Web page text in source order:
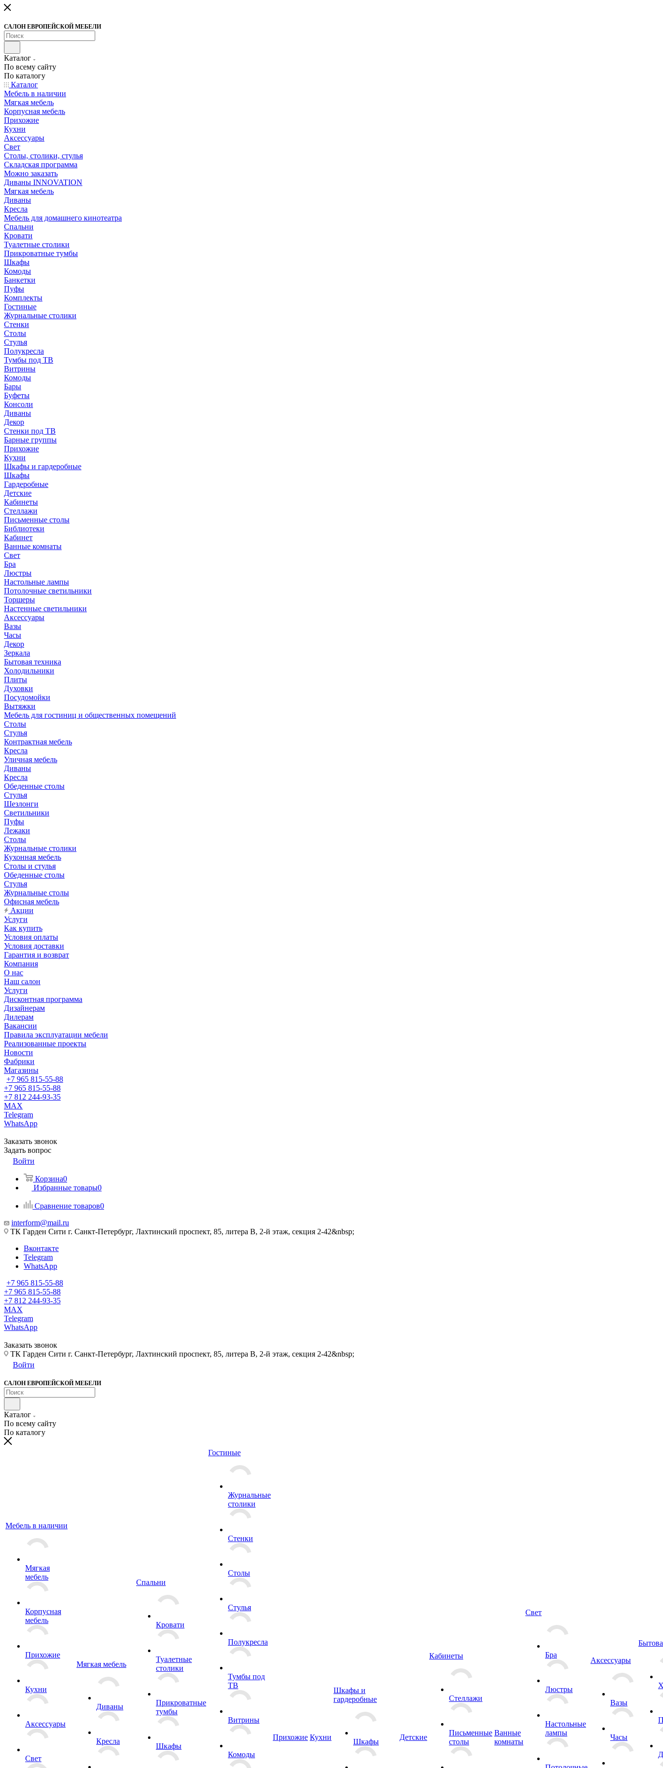
САЛОН ЕВРОПЕЙСКОЙ МЕБЕЛИ
Каталог
По всему сайту
По каталогу
Каталог
Мебель в наличии
Мягкая мебель
Корпусная мебель
Прихожие
Кухни
Аксессуары
Свет
Столы, столики, стулья
Складская программа
Можно заказать
Диваны INNOVATION
Мягкая мебель
Диваны
Кресла
Мебель для домашнего кинотеатра
Спальни
Кровати
Туалетные столики
Прикроватные тумбы
Шкафы
Комоды
Банкетки
Пуфы
Комплекты
Гостиные
Журнальные столики
Стенки
Столы
Стулья
Полукресла
Тумбы под ТВ
Витрины
Комоды
Бары
Буфеты
Консоли
Диваны
Декор
Стенки под ТВ
Барные группы
Прихожие
Кухни
Шкафы и гардеробные
Шкафы
Гардеробные
Детские
Кабинеты
Стеллажи
Письменные столы
Библиотеки
Кабинет
Ванные комнаты
Свет
Бра
Люстры
Настольные лампы
Потолочные светильники
Торшеры
Настенные светильники
Аксессуары
Вазы
Часы
Декор
Зеркала
Бытовая техника
Холодильники
Плиты
Духовки
Посудомойки
Вытяжки
Мебель для гостиниц и общественных помещений
Столы
Стулья
Контрактная мебель
Кресла
Уличная мебель
Диваны
Кресла
Обеденные столы
Стулья
Шезлонги
Светильники
Пуфы
Лежаки
Столы
Журнальные столики
Кухонная мебель
Столы и стулья
Обеденные столы
Стулья
Журнальные столы
Офисная мебель
Акции
Услуги
Как купить
Условия оплаты
Условия доставки
Гарантия и возврат
Компания
О нас
Наш салон
Услуги
Дисконтная программа
Дизайнерам
Дилерам
Вакансии
Правила эксплуатации мебели
Реализованные проекты
Новости
Фабрики
Магазины
+7 965 815-55-88
+7 965 815-55-88
+7 812 244-93-35
MAX
Telegram
WhatsApp
Заказать звонок
Задать вопрос
Войти
Корзина0
Избранные товары0
Сравнение товаров0
interform@mail.ru
ТК Гарден Сити г. Санкт-Петербург, Лахтинский проспект, 85, литера В, 2-й этаж, секция 2-42&nbsp;
Вконтакте
Telegram
WhatsApp
+7 965 815-55-88
+7 965 815-55-88
+7 812 244-93-35
MAX
Telegram
WhatsApp
Заказать звонок
ТК Гарден Сити г. Санкт-Петербург, Лахтинский проспект, 85, литера В, 2-й этаж, секция 2-42&nbsp;
Войти
САЛОН ЕВРОПЕЙСКОЙ МЕБЕЛИ
Каталог
По всему сайту
По каталогу
Мебель в наличии
Мягкая
мебель
Корпусная
мебель
Прихожие
Кухни
Аксессуары
Свет
Мягкая мебель
Диваны
Кресла
Спальни
Кровати
Туалетные
столики
Прикроватные
тумбы
Шкафы
Гостиные
Журнальные
столики
Стенки
Столы
Стулья
Полукресла
Тумбы под
ТВ
Витрины
Комоды
Прихожие Кухни
Шкафы и
гардеробные
Шкафы
Детские
Кабинеты
Стеллажи
Письменные
столы
Ванные
комнаты
Свет
Бра
Люстры
Настольные
лампы
Аксессуары
Вазы
Часы